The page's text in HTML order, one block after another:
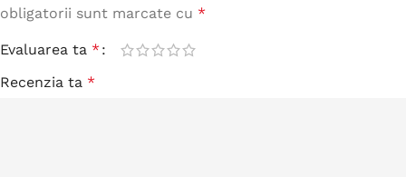
obligatorii sunt marcate cu *
Evaluarea ta *
Recenzia ta *